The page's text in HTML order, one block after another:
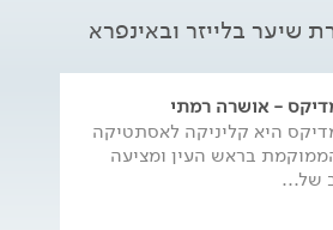
שיער בלייזר ובאינפרא
- אושרה רמתי
היא קליניקה לאסתטיקה
בראש העין ומציעה
של...